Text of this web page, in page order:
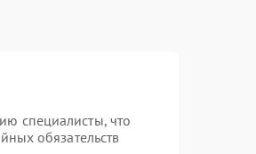
специалисты, что
обязательств